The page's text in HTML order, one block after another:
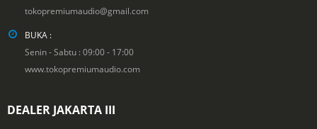
tokopremiumaudio@gmail.com
BUKA :
Senin - Sabtu : 09:00 - 17:00
www.tokopremiumaudio.com
DEALER JAKARTA III